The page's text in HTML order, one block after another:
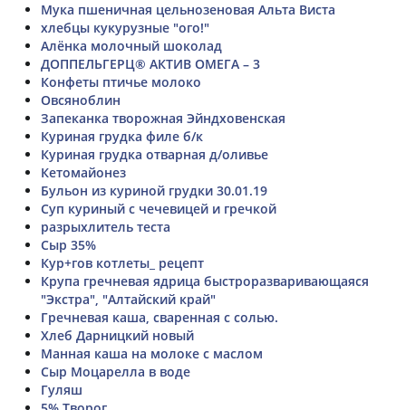
Мука пшеничная цельнозеновая Альта Виста
хлебцы кукурузные "ого!"
Алёнка молочный шоколад
ДОППЕЛЬГЕРЦ® АКТИВ ОМЕГА – 3
Конфеты птичье молоко
Овсяноблин
Запеканка творожная Эйндховенская
Куриная грудка филе б/к
Куриная грудка отварная д/оливье
Кетомайонез
Бульон из куриной грудки 30.01.19
Суп куриный с чечевицей и гречкой
разрыхлитель теста
Сыр 35%
Кур+гов котлеты_ рецепт
Крупа гречневая ядрица быстроразваривающаяся
"Экстра", "Алтайский край"
Гречневая каша, сваренная с солью.
Хлеб Дарницкий новый
Манная каша на молоке с маслом
Сыр Моцарелла в воде
Гуляш